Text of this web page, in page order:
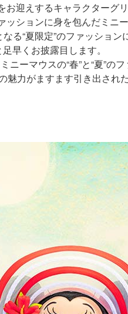
迎えするキャラクターグ
ションに身を包んだミニ
る“夏限定”のファッショ
早くお披露目します。
ーマウスの“春”と“夏”の
力がますます引き出され